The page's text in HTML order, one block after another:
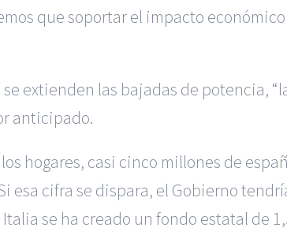
que soportar el impacto económico
extienden las bajadas de potencia,
anticipado.
hogares, casi cinco millones de
esa cifra se dispara, el Gobierno
se ha creado un fondo estatal de